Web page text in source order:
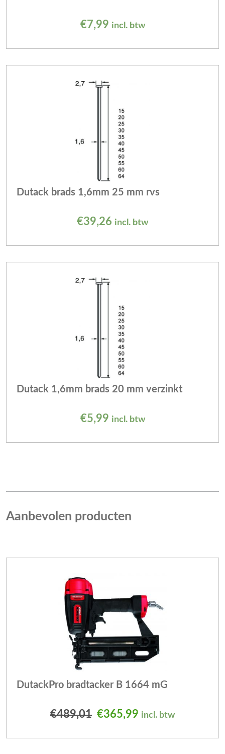
€7,99 incl. btw
Dutack brads 1,6mm 25 mm rvs
€39,26 incl. btw
Dutack 1,6mm brads 20 mm verzinkt
€5,99 incl. btw
Aanbevolen producten
DutackPro bradtacker B 1664 mG
€489,01 Oorspronkelijke prijs
€365,99 Huidige prijs is:
incl. btw